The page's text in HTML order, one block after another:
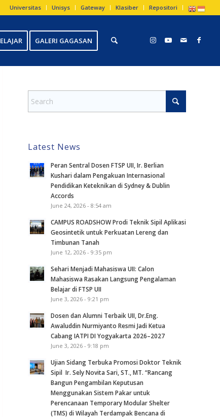
Universitas Unisys Gateway Klasiber Repositori
GALERI GAGASAN
Latest News
Peran Sentral Dosen FTSP UII, Ir. Berlian
Kushari dalam Pengakuan Internasional
Pendidikan Keteknikan di Sydney & Dublin
Accords
June 24, 2026 - 8:54 am
CAMPUS ROADSHOW Prodi Teknik Sipil Aplikasi
Geosintetik untuk Perkuatan Lereng dan
Timbunan Tanah
June 12, 2026 - 9:35 pm
Sehari Menjadi Mahasiswa UII: Calon
Mahasiswa Rasakan Langsung Pengalaman
Belajar di FTSP UII
June 3, 2026 - 9:21 pm
Dosen dan Alumni Terbaik UII, Dr.Eng.
Awaluddin Nurmiyanto Resmi Jadi Ketua
Cabang IATPI DI Yogyakarta 2026–2027
June 3, 2026 - 9:18 pm
Ujian Sidang Terbuka Promosi Doktor Teknik
Sipil Ir. Sely Novita Sari, ST., MT. “Rancang
Bangun Pengambilan Keputusan
Menggunakan Sistem Pakar untuk
Perencanaan Temporary Modular Shelter
(TMS) di Wilayah Terdampak Bencana di